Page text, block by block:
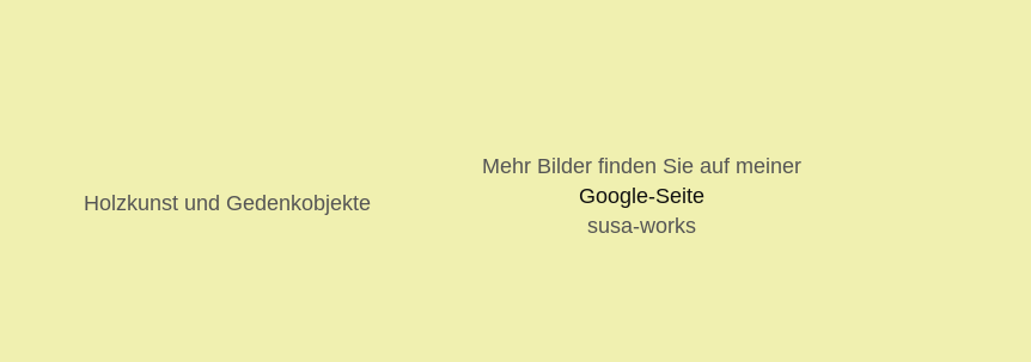
Holzkunst und Gedenkobjekte
Mehr Bilder finden Sie auf meiner
Google-Seite
susa-works